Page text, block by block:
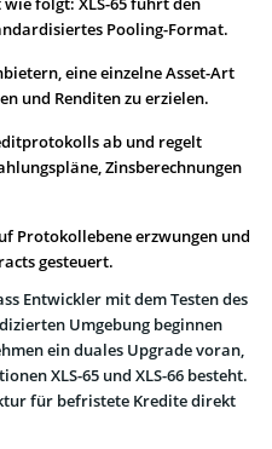
Pooling-Format.
eine einzelne Asset-Art
und Renditen zu erzielen.
ab und regelt
Zinsberechnungen
Protokollebene erzwungen und
gesteuert.
Entwickler mit dem Testen des
Umgebung beginnen
ein duales Upgrade voran,
XLS-65 und XLS-66 besteht.
für befristete Kredite direkt